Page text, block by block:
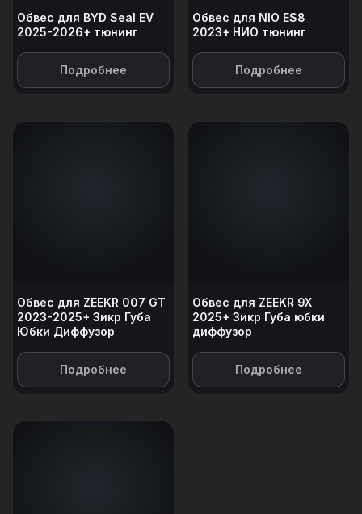
Обвес для BYD Seal EV
2025-2026+ тюнинг
Подробнее
Обвес для NIO ES8
2023+ НИО тюнинг
Подробнее
Обвес для ZEEKR 007 GT
2023-2025+ Зикр Губа
Юбки Диффузор
Подробнее
Обвес для ZEEKR 9X
2025+ Зикр Губа юбки
диффузор
Подробнее